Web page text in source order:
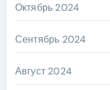
Октябрь 2024
Сентябрь 2024
Август 2024